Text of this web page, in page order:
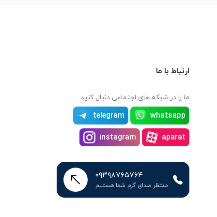
ارتباط با ما
ما را در شبکه های اجتماعی دنبال کنید
whatsapp
telegram
aparat
instagram
۰۹۳۹۸۷۶۵۷۶۴
منتظر صدای گرم شما هستیم